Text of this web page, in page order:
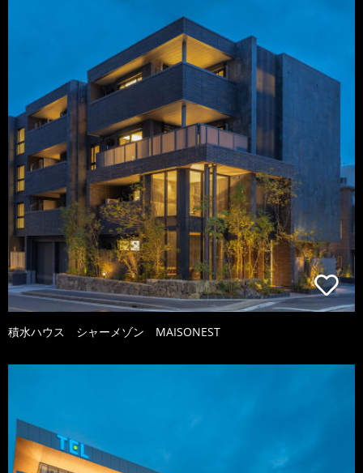
積水ハウス シャーメゾン MAISONEST